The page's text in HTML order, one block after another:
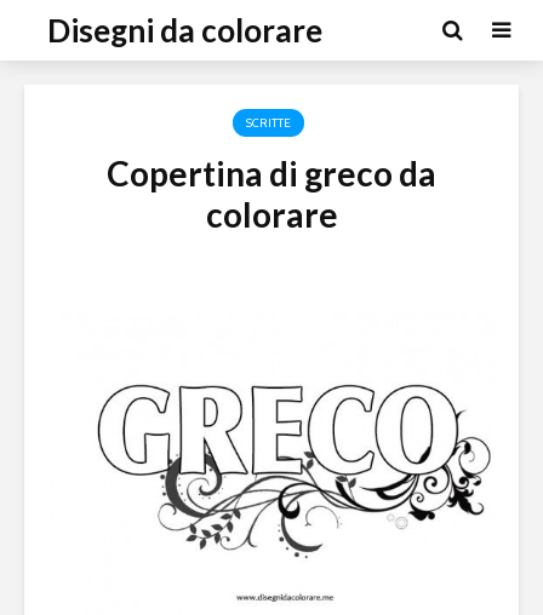
Disegni da colorare
SCRITTE
Copertina di greco da
colorare